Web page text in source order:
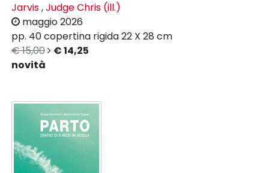
Jarvis,Judge Chris (ill.)
maggio 2026
pp. 40copertina rigida22 X 28 cm
€ 15,00
€ 14,25
novità